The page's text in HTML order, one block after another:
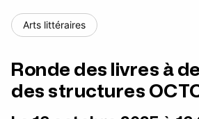
Arts littéraires
Ronde des livres à
des structures